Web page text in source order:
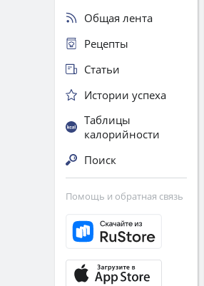
Общая лента
Рецепты
Статьи
Истории успеха
Таблицы
калорийности
Поиск
Помощь и обратная связь